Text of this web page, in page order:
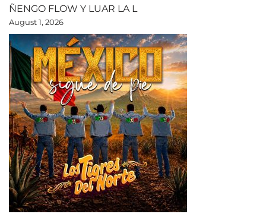
ÑENGO FLOW Y LUAR LA L
August 1, 2026